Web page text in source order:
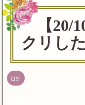
【20/
クリし
日記